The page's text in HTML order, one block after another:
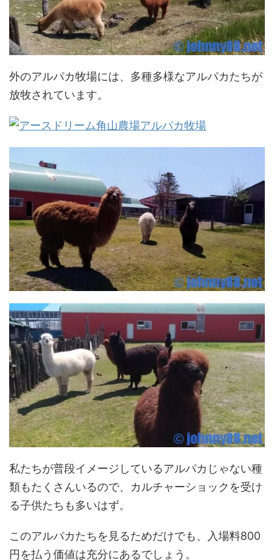
外のアルパカ牧場には、多種多様なアルパカたちが
放牧されています。
私たちが普段イメージしているアルパカじゃない種
類もたくさんいるので、カルチャーショックを受け
る子供たちも多いはず。
このアルパカたちを見るためだけでも、入場料800
円を払う価値は充分にあるでしょう。